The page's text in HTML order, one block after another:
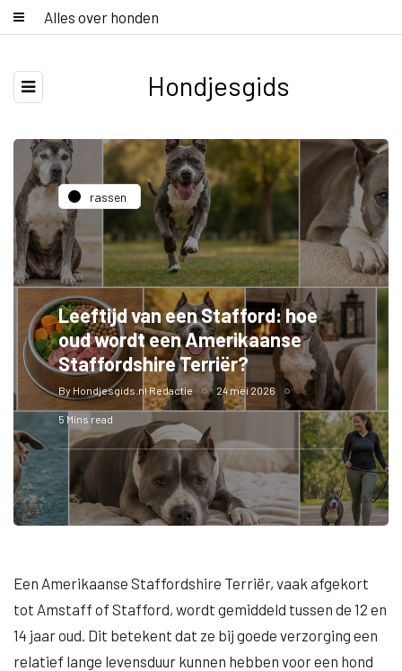
Alles over honden
Hondjesgids
rassen
Leeftijd van een Stafford: hoe
oud wordt een Amerikaanse
Staffordshire Terriër?
By Hondjesgids.nl Redactie 24 mei 2026
5 Mins read
Een Amerikaanse Staffordshire Terriër, vaak afgekort
tot Amstaff of Stafford, wordt gemiddeld tussen de 12 en
14 jaar oud. Dit betekent dat ze bij goede verzorging een
relatief lange levensduur kunnen hebben voor een hond